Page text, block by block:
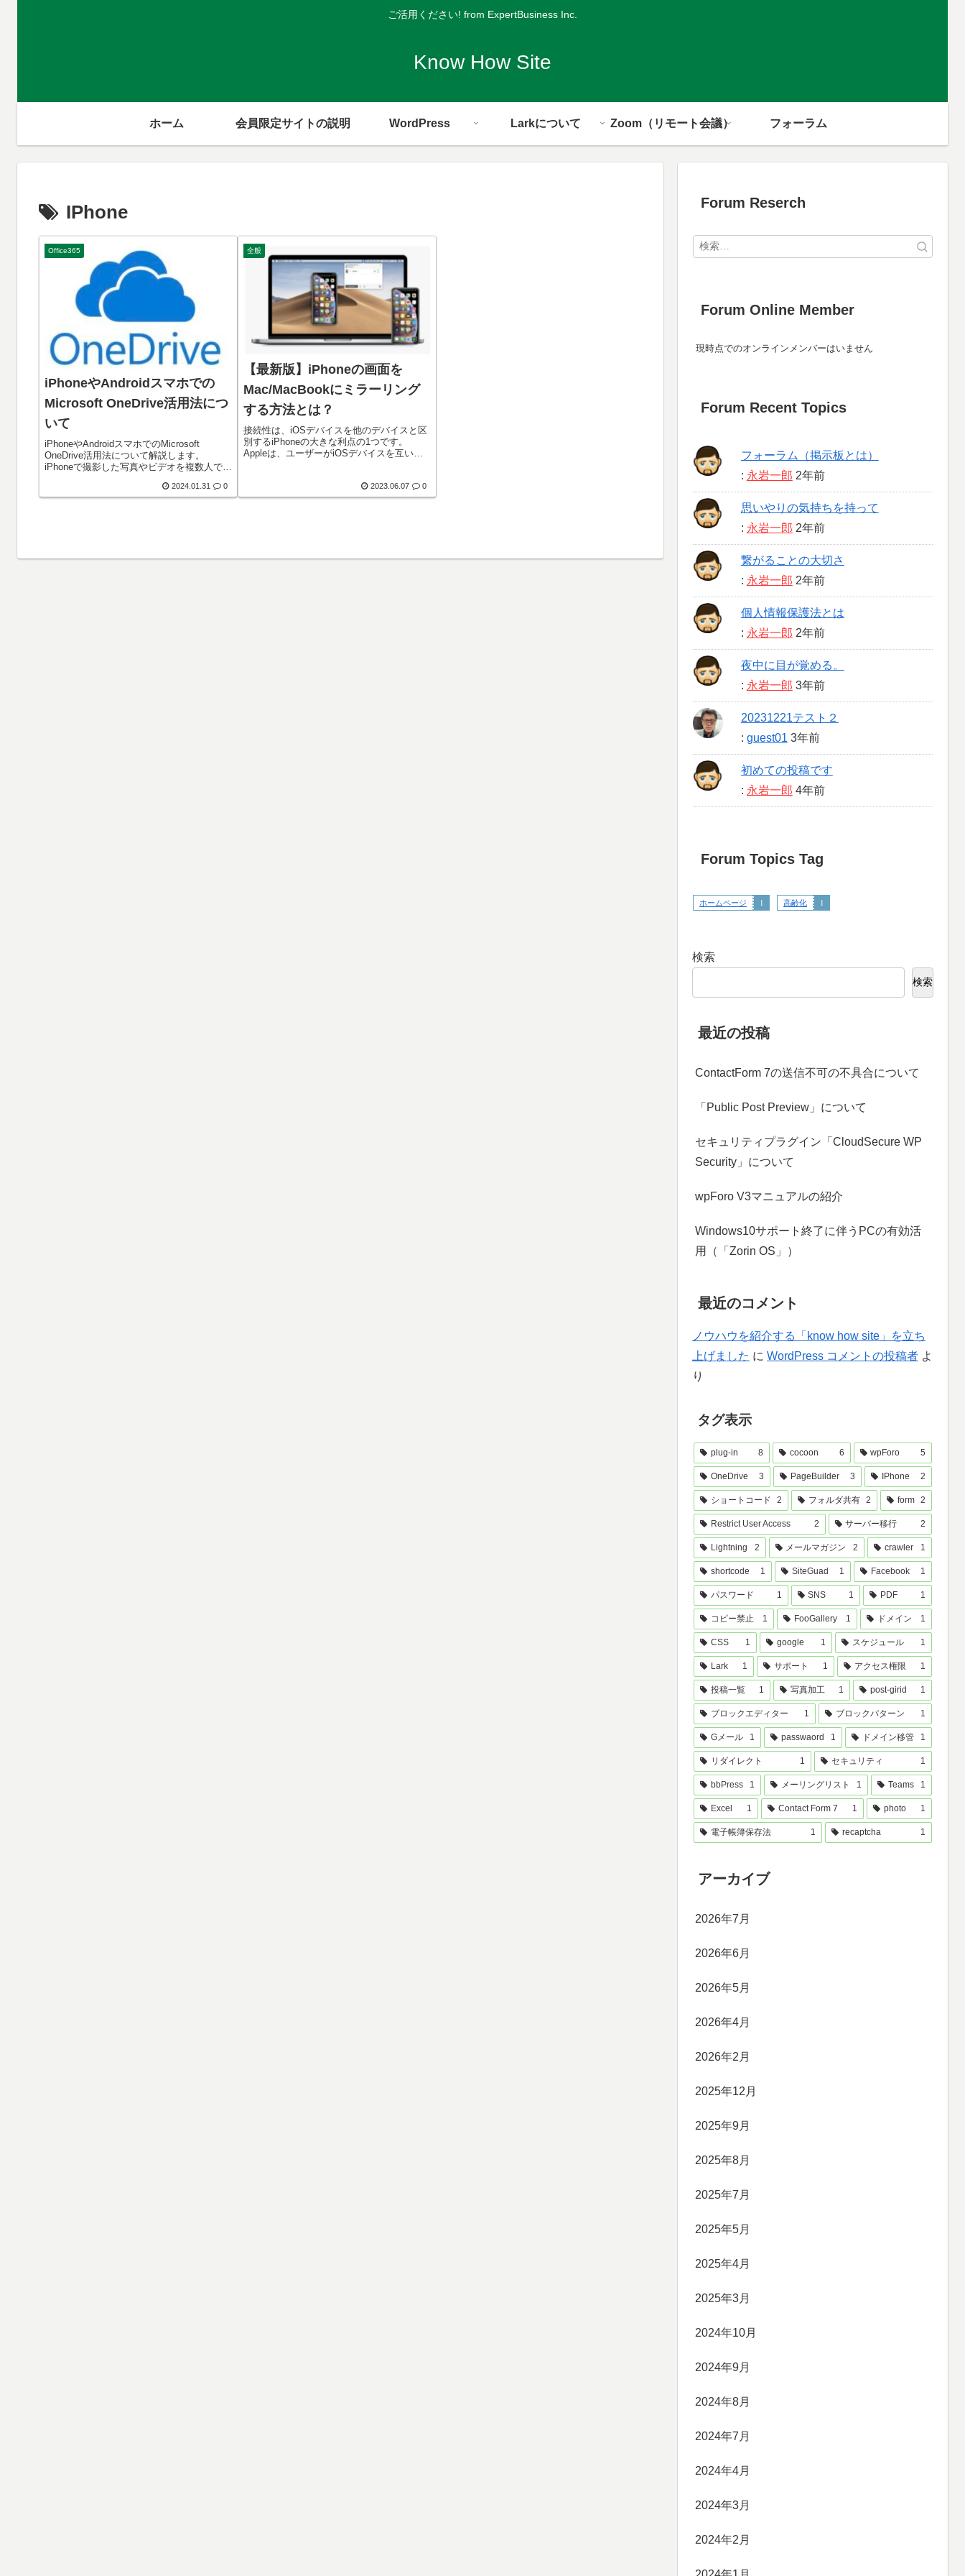
ご活用ください! from ExpertBusiness Inc.
Know How Site
ホーム 会員限定サイトの説明 WordPress Larkについて Zoom（リモート会議） フォーラム
IPhone
Office365
iPhoneやAndroidスマホでの
Microsoft OneDrive活用法につ
いて
iPhoneやAndroidスマホでのMicrosoft
OneDrive活用法について解説します。
iPhoneで撮影した写真やビデオを複数人で共
とが可能です。 管理者が自分のOneDriveに
共有フ...
2024.01.31 0
全般
【最新版】iPhoneの画面を
Mac/MacBookにミラーリング
する方法とは？
接続性は、iOSデバイスを他のデバイスと区
別するiPhoneの大きな利点の1つです。
Appleは、ユーザーがiOSデバイスを互いに
2023.06.07 0
Forum Reserch
Forum Online Member
現時点でのオンラインメンバーはいません
Forum Recent Topics
フォーラム（掲示板とは）
: 永岩一郎 2年前
思いやりの気持ちを持って
: 永岩一郎 2年前
繋がることの大切さ
: 永岩一郎 2年前
個人情報保護法とは
: 永岩一郎 2年前
夜中に目が覚める。
: 永岩一郎 3年前
20231221テスト２
: guest01 3年前
初めての投稿です
: 永岩一郎 4年前
Forum Topics Tag
ホームページ 1 高齢化 1
検索
検索
最近の投稿
ContactForm 7の送信不可の不具合について
「Public Post Preview」について
セキュリティプラグイン「CloudSecure WP
Security」について
wpForo V3マニュアルの紹介
Windows10サポート終了に伴うPCの有効活
用（「Zorin OS」）
最近のコメント
ノウハウを紹介する「know how site」を立ち
上げました に WordPress コメントの投稿者 よ
り
タグ表示
plug-in 8 cocoon 6 wpForo 5
OneDrive 3 PageBuilder 3 IPhone 2
ショートコード 2 フォルダ共有 2 form 2
Restrict User Access 2 サーバー移行 2
Lightning 2 メールマガジン 2 crawler 1
shortcode 1 SiteGuad 1 Facebook 1
パスワード 1 SNS 1 PDF 1
コピー禁止 1 FooGallery 1 ドメイン 1
CSS 1 google 1 スケジュール 1
Lark 1 サポート 1 アクセス権限 1
投稿一覧 1 写真加工 1 post-girid 1
ブロックエディター 1 ブロックパターン 1
Gメール 1 passwaord 1 ドメイン移管 1
リダイレクト 1 セキュリティ 1
bbPress 1 メーリングリスト 1 Teams 1
Excel 1 Contact Form 7 1 photo 1
電子帳簿保存法 1 recaptcha 1
アーカイブ
2026年7月
2026年6月
2026年5月
2026年4月
2026年2月
2025年12月
2025年9月
2025年8月
2025年7月
2025年5月
2025年4月
2025年3月
2024年10月
2024年9月
2024年8月
2024年7月
2024年4月
2024年3月
2024年2月